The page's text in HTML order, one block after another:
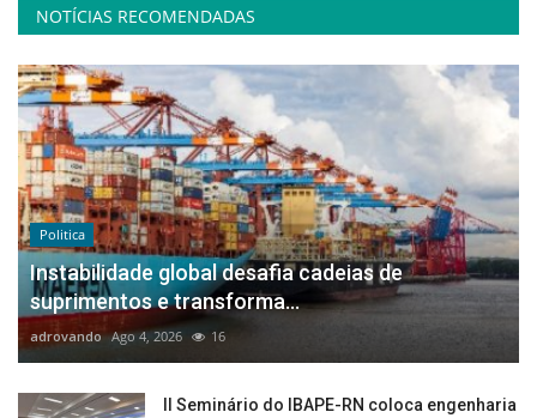
NOTÍCIAS RECOMENDADAS
Politica
Instabilidade global desafia cadeias de
suprimentos e transforma...
adrovando Ago 4, 2026 16
II Seminário do IBAPE-RN coloca engenharia